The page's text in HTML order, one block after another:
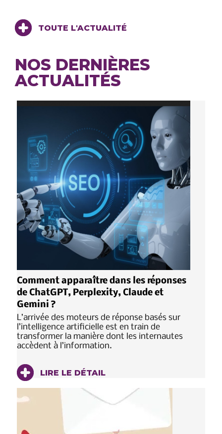
TOUTE L'ACTUALITÉ
NOS DERNIÈRES
ACTUALITÉS
Comment apparaître dans les réponses
de ChatGPT, Perplexity, Claude et
Gemini ?
L’arrivée des moteurs de réponse basés sur
l’intelligence artificielle est en train de
transformer la manière dont les internautes
accèdent à l’information.
LIRE LE DÉTAIL